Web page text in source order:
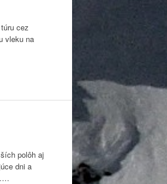
cez
vleku na
polôh aj
dni a